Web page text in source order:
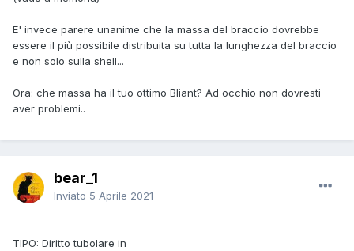
E' invece parere unanime che la massa del braccio dovrebbe
essere il più possibile distribuita su tutta la lunghezza del braccio
e non solo sulla shell...
Ora: che massa ha il tuo ottimo Bliant? Ad occhio non dovresti
aver problemi..
bear_1
Inviato 5 Aprile 2021
TIPO: Diritto tubolare in